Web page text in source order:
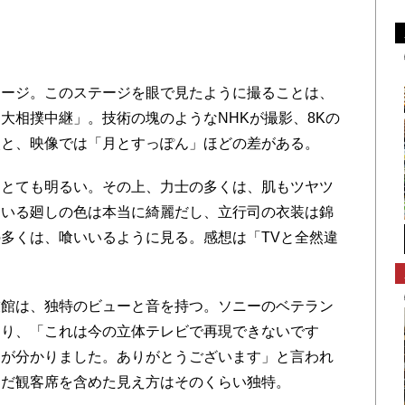
。このステージを眼で見たように撮ることは、
相撲中継」。技術の塊のようなNHKが撮影、8Kの
、映像では「月とすっぽん」ほどの差がある。
も明るい。その上、力士の多くは、肌もツヤツ
る廻しの色は本当に綺麗だし、立行司の衣装は錦
くは、喰いいるように見る。感想は「TVと全然違
、独特のビューと音を持つ。ソニーのベテラン
、「これは今の立体テレビで再現できないです
分かりました。ありがとうございます」と言われ
観客席を含めた見え方はそのくらい独特。